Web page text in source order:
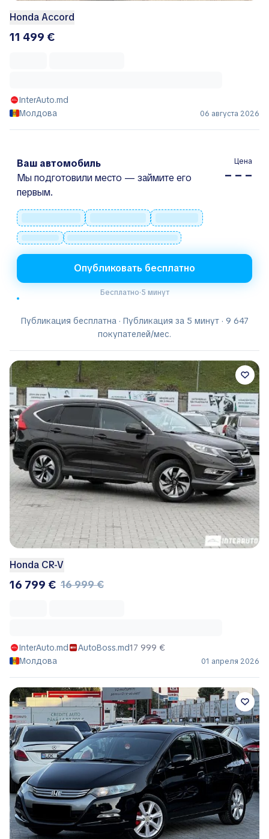
Honda Accord
11 499 €
InterAuto.md
Молдова
06 августа 2026
Ваш автомобиль
Мы подготовили место — займите его
первым.
Цена
– – –
Опубликовать бесплатно
Бесплатно·5 минут
Публикация бесплатна · Публикация за 5 минут · 9 647
покупателей/мес.
Honda CR-V
16 799 € 16 999 €
InterAuto.md AutoBoss.md17 999 €
Молдова
01 апреля 2026